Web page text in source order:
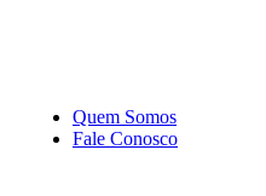
Quem Somos
Fale Conosco